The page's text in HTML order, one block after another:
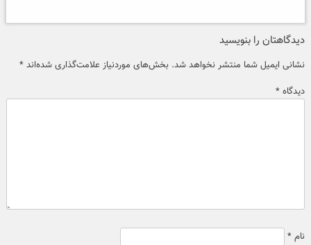
دیدگاهتان را بنویسید
نشانی ایمیل شما منتشر نخواهد شد. بخش‌های موردنیاز علامت‌گذاری شده‌اند *
دیدگاه *
نام *